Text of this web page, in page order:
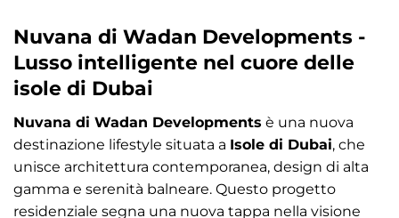
Nuvana di Wadan Developments -
Lusso intelligente nel cuore delle
isole di Dubai
Nuvana di Wadan Developments è una nuova
destinazione lifestyle situata a Isole di Dubai, che
unisce architettura contemporanea, design di alta
gamma e serenità balneare. Questo progetto
residenziale segna una nuova tappa nella visione